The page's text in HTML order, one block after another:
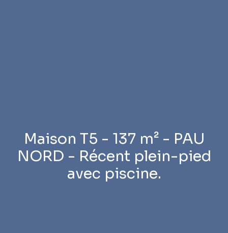
Maison T5 - 137 m² - PAU
NORD - Récent plein-pied
avec piscine.